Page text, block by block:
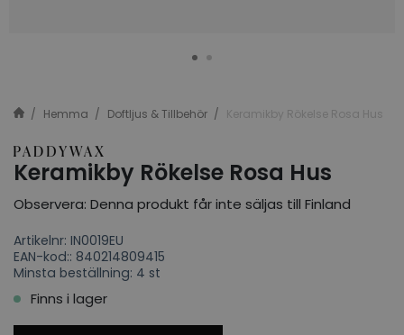
Hemma Doftljus & Tillbehör Keramikby Rökelse Rosa Hus
Keramikby Rökelse Rosa Hus
Observera: Denna produkt får inte säljas till Finland
Artikelnr: IN0019EU
EAN-kod:: 840214809415
Minsta beställning: 4 st
Finns i lager